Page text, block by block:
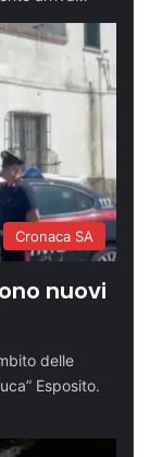
Cronaca SA
nuovi
delle
Esposito.